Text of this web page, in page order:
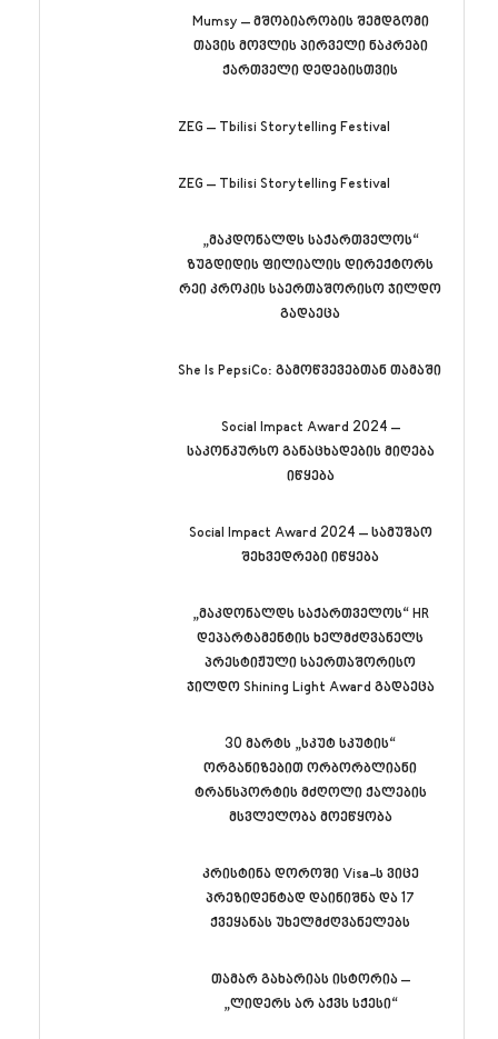
Mumsy – მშობიარობის შემდგომი
თავის მოვლის პირველი ნაკრები
ქართველი დედებისთვის
ZEG – Tbilisi Storytelling Festival
ZEG – Tbilisi Storytelling Festival
„მაკდონალდს საქართველოს“
ზუგდიდის ფილიალის დირექტორს
რეი კროკის საერთაშორისო ჯილდო
გადაეცა
She Is PepsiCo: გამოწვევებთან თამაში
Social Impact Award 2024 –
საკონკურსო განაცხადების მიღება
იწყება
Social Impact Award 2024 – სამუშაო
შეხვედრები იწყება
„მაკდონალდს საქართველოს“ HR
დეპარტამენტის ხელმძღვანელს
პრესტიჟული საერთაშორისო
ჯილდო Shining Light Award გადაეცა
30 მარტს „სკუტ სკუტის“
ორგანიზებით ორბორბლიანი
ტრანსპორტის მძღოლი ქალების
მსვლელობა მოეწყობა
კრისტინა დოროში Visa-ს ვიცე
პრეზიდენტად დაინიშნა და 17
ქვეყანას უხელმძღვანელებს
თამარ გახარიას ისტორია –
„ლიდერს არ აქვს სქესი“